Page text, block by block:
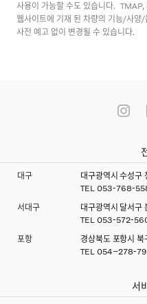
사용이 가능할 수도 있습니다. TMAP,
웹사이트에 기재 된 차량의 기능/사양
사전 예고 없이 변경될 수 있습니다.
대구
대구광역시 수성구
TEL 053-768-
서대구
대구광역시 달서구
TEL 053-572-
포항
경상북도 포항시
TEL 054–278-
서